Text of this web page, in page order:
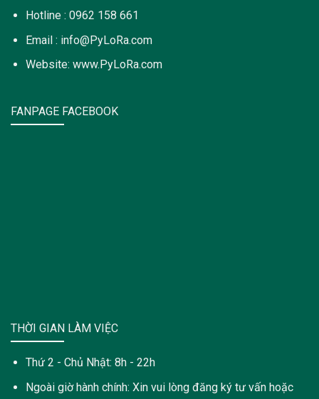
Hotline : 0962 158 661
Email : info@PyLoRa.com
Website: www.PyLoRa.com
FANPAGE FACEBOOK
THỜI GIAN LÀM VIỆC
Thứ 2 - Chủ Nhật: 8h - 22h
Ngoài giờ hành chính: Xin vui lòng đăng ký tư vấn hoặc